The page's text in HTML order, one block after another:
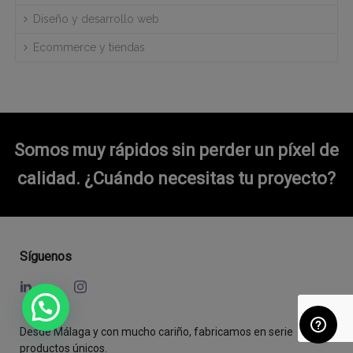
Diseño y desarrollo web
Ecommerce y tiendas
Somos muy rápidos sin perder un píxel de
calidad. ¿Cuándo necesitas tu proyecto?
Síguenos
Desde Málaga y con mucho cariño, fabricamos en serie
productos únicos.